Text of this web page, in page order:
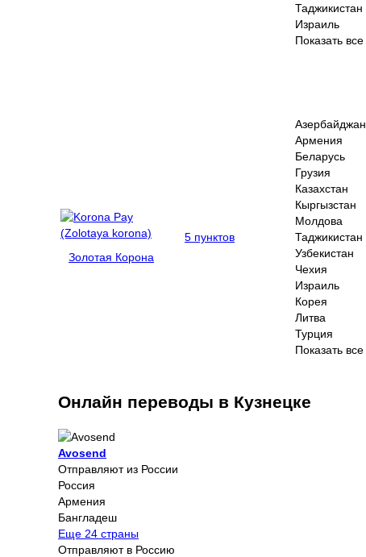
Таджикистан
Израиль
Показать все
Золотая Корона
5 пунктов
Азербайджан
Армения
Беларусь
Грузия
Казахстан
Кыргызстан
Молдова
Таджикистан
Узбекистан
Чехия
Израиль
Корея
Литва
Турция
Показать все
Онлайн переводы в Кузнецке
Avosend
Отправляют из России
Россия
Армения
Бангладеш
Еще 24 страны
Отправляют в Россию